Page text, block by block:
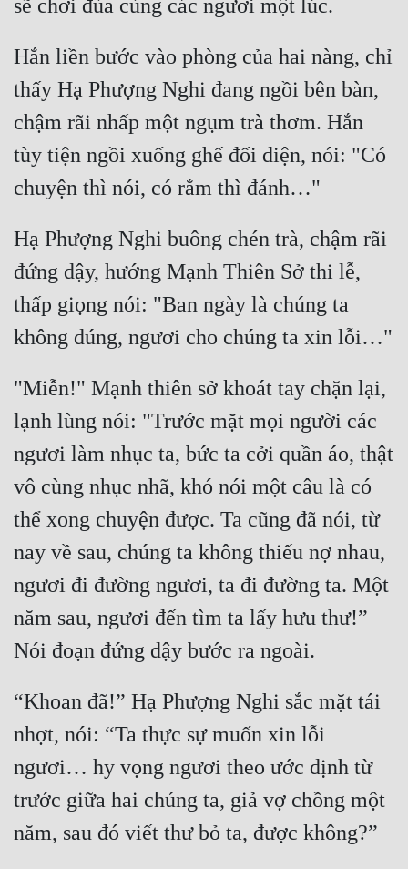
Hắn liền bước vào phòng của hai nàng, chỉ
thấy Hạ Phượng Nghi đang ngồi bên bàn,
chậm rãi nhấp một ngụm trà thơm. Hắn
tùy tiện ngồi xuống ghế đối diện, nói: "Có
Hạ Phượng Nghi buông chén trà, chậm rãi
đứng dậy, hướng Mạnh Thiên Sở thi lễ,
thấp giọng nói: "Ban ngày là chúng ta
"Miễn!" Mạnh thiên sở khoát tay chặn lại,
lạnh lùng nói: "Trước mặt mọi người các
ngươi làm nhục ta, bức ta cởi quần áo, thật
vô cùng nhục nhã, khó nói một câu là có
thể xong chuyện được. Ta cũng đã nói, từ
nay về sau, chúng ta không thiếu nợ nhau,
ngươi đi đường ngươi, ta đi đường ta. Một
năm sau, ngươi đến tìm ta lấy hưu thư!”
“Khoan đã!” Hạ Phượng Nghi sắc mặt tái
nhợt, nói: “Ta thực sự muốn xin lỗi
ngươi… hy vọng ngươi theo ước định từ
trước giữa hai chúng ta, giả vợ chồng một